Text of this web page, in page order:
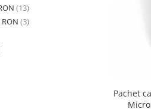
(13)
(3)
Pachet